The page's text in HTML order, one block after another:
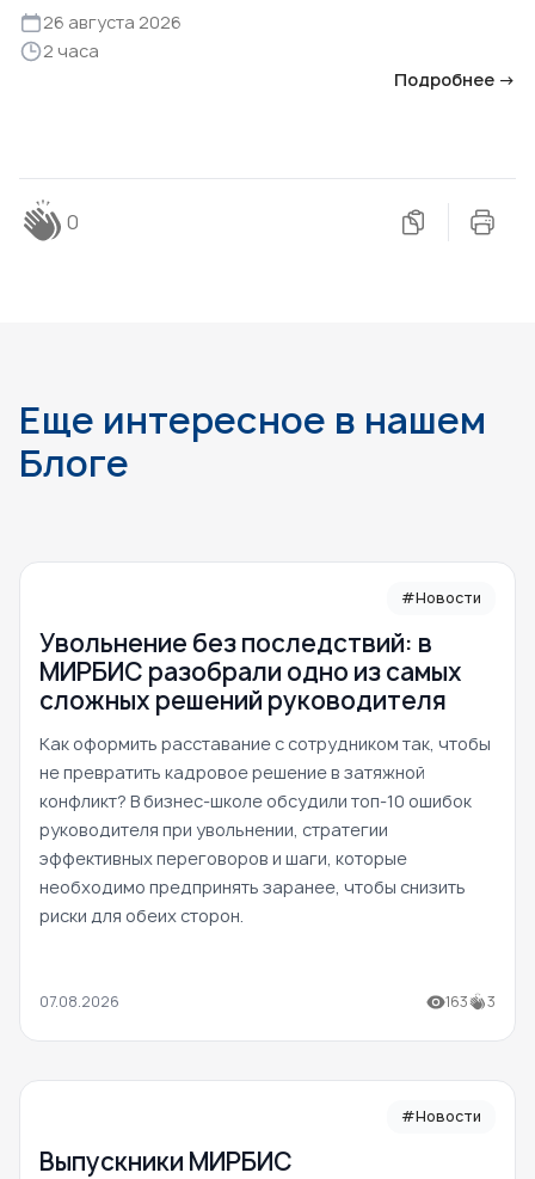
26 августа 2026
2 часа
Подробнее →
0
Еще интересное в нашем
Блоге
#Новости
Увольнение без последствий: в
МИРБИС разобрали одно из самых
сложных решений руководителя
Как оформить расставание с сотрудником так, чтобы
не превратить кадровое решение в затяжной
конфликт? В бизнес-школе обсудили топ-10 ошибок
руководителя при увольнении, стратегии
эффективных переговоров и шаги, которые
необходимо предпринять заранее, чтобы снизить
риски для обеих сторон.
07.08.2026 163 3
#Новости
Выпускники МИРБИС